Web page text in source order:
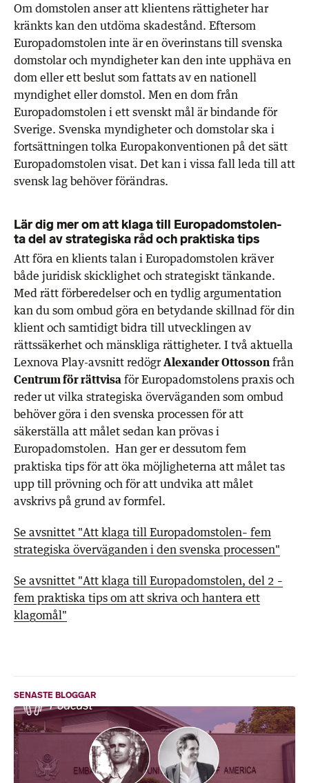
Om domstolen anser att klientens rättigheter har
kränkts kan den utdöma skadestånd. Eftersom
Europadomstolen inte är en överinstans till svenska
domstolar och myndigheter kan den inte upphäva en
dom eller ett beslut som fattats av en nationell
myndighet eller domstol. Men en dom från
Europadomstolen i ett svenskt mål är bindande för
Sverige. Svenska myndigheter och domstolar ska i
fortsättningen tolka Europakonventionen på det sätt
Europadomstolen visat. Det kan i vissa fall leda till att
svensk lag behöver förändras.
Lär dig mer om att klaga till Europadomstolen-
ta del av strategiska råd och praktiska tips
Att föra en klients talan i Europadomstolen kräver
både juridisk skicklighet och strategiskt tänkande.
Med rätt förberedelser och en tydlig argumentation
kan du som ombud göra en betydande skillnad för din
klient och samtidigt bidra till utvecklingen av
rättssäkerhet och mänskliga rättigheter. I två aktuella
Lexnova Play-avsnitt redögr Alexander Ottosson från
Centrum för rättvisa för Europadomstolens praxis och
reder ut vilka strategiska överväganden som ombud
behöver göra i den svenska processen för att
säkerställa att målet sedan kan prövas i
Europadomstolen. Han ger er dessutom fem
praktiska tips för att öka möjligheterna att målet tas
upp till prövning och för att undvika att målet
avskrivs på grund av formfel.
Se avsnittet "Att klaga till Europadomstolen– fem
strategiska överväganden i den svenska processen"
Se avsnittet "Att klaga till Europadomstolen, del 2 –
fem praktiska tips om att skriva och hantera ett
klagomål"
SENASTE BLOGGAR